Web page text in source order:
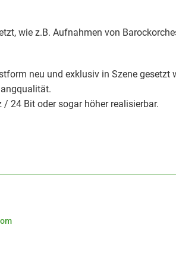
wie z.B. Aufnahmen von
neu und exklusiv in Szene gesetzt
24 Bit oder sogar höher realisierbar.